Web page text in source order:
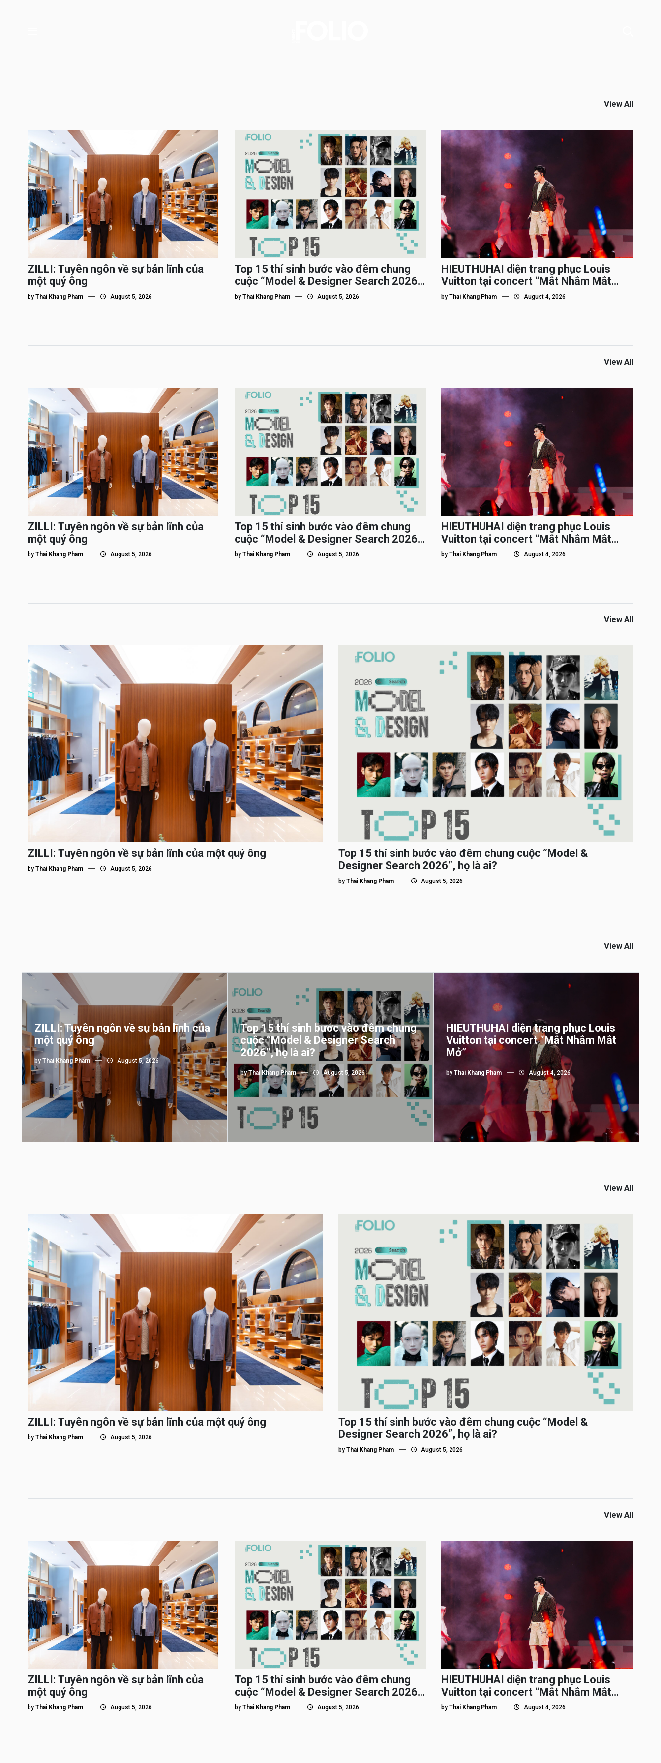
View All
ZILLI: Tuyên ngôn về sự bản lĩnh của
một quý ông
by Thai Khang Pham August 5, 2026
Top 15 thí sinh bước vào đêm chung
cuộc “Model & Designer Search 2026”,
họ là ai?
by Thai Khang Pham August 5, 2026
HIEUTHUHAI diện trang phục Louis
Vuitton tại concert “Mắt Nhắm Mắt
Mở”
byThai Khang Pham August 4, 2026
View All
ZILLI: Tuyên ngôn về sự bản lĩnh của
một quý ông
by Thai Khang Pham August 5, 2026
Top 15 thí sinh bước vào đêm chung
cuộc “Model & Designer Search 2026”,
họ là ai?
by Thai Khang Pham August 5, 2026
HIEUTHUHAI diện trang phục Louis
Vuitton tại concert “Mắt Nhắm Mắt
Mở”
byThai Khang Pham August 4, 2026
View All
ZILLI: Tuyên ngôn về sự bản lĩnh của một quý ông
by Thai Khang Pham August 5, 2026
Top 15 thí sinh bước vào đêm chung cuộc “Model &
Designer Search 2026”, họ là ai?
by Thai Khang Pham August 5, 2026
View All
ZILLI: Tuyên ngôn về sự bản lĩnh của
một quý ông
by Thai Khang Pham August 5, 2026
Top 15 thí sinh bước vào đêm chung
cuộc “Model & Designer Search
2026”, họ là ai?
byThai Khang Pham August 5, 2026
HIEUTHUHAI diện trang phục Louis
Vuitton tại concert “Mắt Nhắm Mắt
Mở”
byThai Khang Pham August 4, 2026
View All
ZILLI: Tuyên ngôn về sự bản lĩnh của một quý ông
by Thai Khang Pham August 5, 2026
Top 15 thí sinh bước vào đêm chung cuộc “Model &
Designer Search 2026”, họ là ai?
by Thai Khang Pham August 5, 2026
View All
ZILLI: Tuyên ngôn về sự bản lĩnh của
một quý ông
by Thai Khang Pham August 5, 2026
Top 15 thí sinh bước vào đêm chung
cuộc “Model & Designer Search 2026”,
họ là ai?
by Thai Khang Pham August 5, 2026
HIEUTHUHAI diện trang phục Louis
Vuitton tại concert “Mắt Nhắm Mắt
Mở”
byThai Khang Pham August 4, 2026